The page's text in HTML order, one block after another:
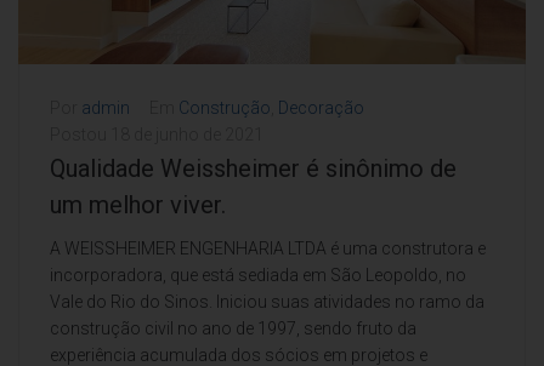
admin Construção Decoração
Qualidade Weissheimer é sinônimo de
um melhor viver.
A WEISSHEIMER ENGENHARIA LTDA é uma construtora e
incorporadora, que está sediada em São Leopoldo, no
Vale do Rio do Sinos. Iniciou suas atividades no ramo da
construção civil no ano de 1997, sendo fruto da
experiência acumulada dos sócios em projetos e